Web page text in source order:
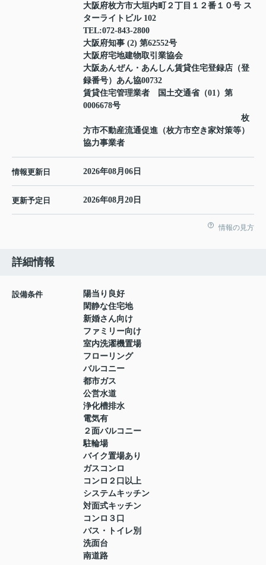
大阪府枚方市大垣内町２丁目１２番１０号 ス
ターライトビル 102
TEL:072-843-2800
大阪府知事 (2) 第62552号
大阪府宅地建物取引業協会
大阪あんぜん・あんしん賃貸住宅登録店（登
録番号）あん協00732
賃貸住宅管理業者 国土交通省（01）第
0006678号
枚
方市不動産流通促進（枚方市空き家対策等）
協力事業者
情報更新日 2026年08月06日
更新予定日 2026年08月20日
情報の見方
詳細情報
設備条件
陽当り良好
閑静な住宅地
新婚さん向け
ファミリー向け
室内洗濯機置場
フローリング
バルコニー
都市ガス
公営水道
浄化槽排水
電気有
２面バルコニー
駐輪場
バイク置場あり
ガスコンロ
コンロ２口以上
システムキッチン
対面式キッチン
コンロ３口
バス・トイレ別
洗面台
南道路